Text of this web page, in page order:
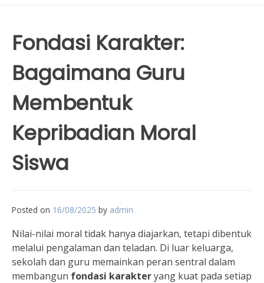
Fondasi Karakter:
Bagaimana Guru
Membentuk
Kepribadian Moral
Siswa
Posted on 16/08/2025 by admin
Nilai-nilai moral tidak hanya diajarkan, tetapi dibentuk
melalui pengalaman dan teladan. Di luar keluarga,
sekolah dan guru memainkan peran sentral dalam
membangun fondasi karakteryang kuat pada setiap